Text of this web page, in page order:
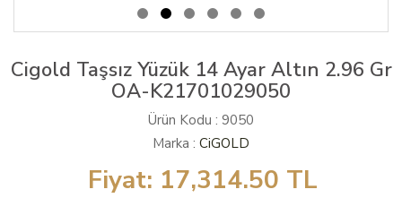
Cigold Taşsız Yüzük 14 Ayar Altın 2.96 Gr
OA-K21701029050
Ürün Kodu : 9050
Marka : CiGOLD
Fiyat: 17,314.50 TL